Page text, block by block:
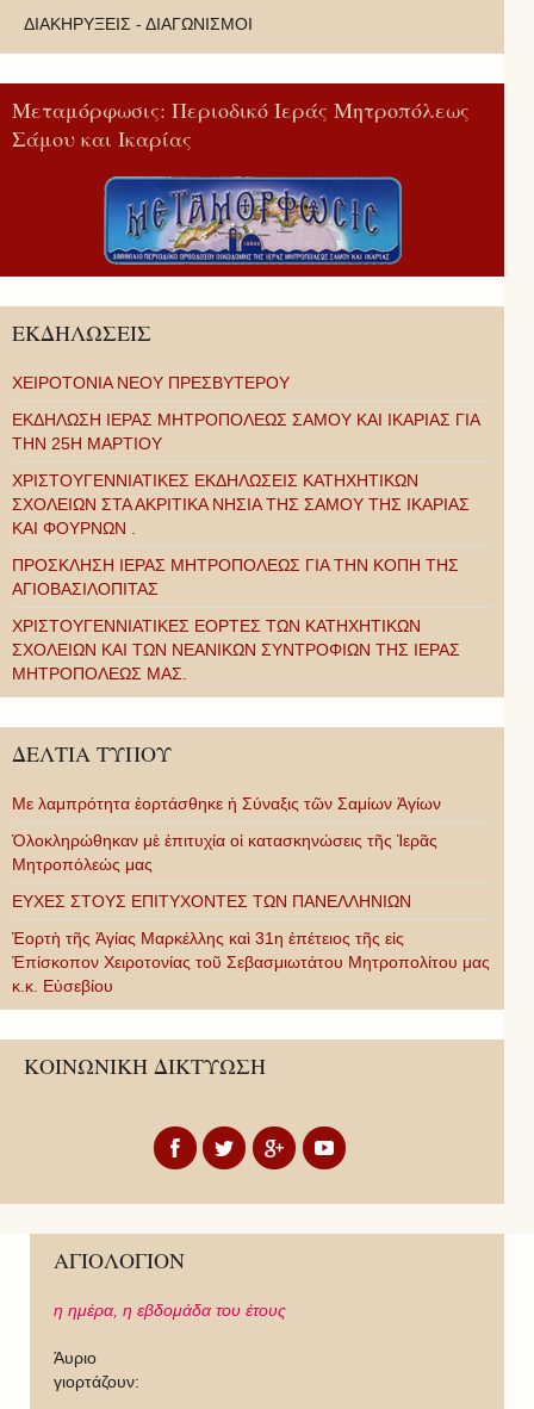
ΔΙΑΚΗΡΥΞΕΙΣ - ΔΙΑΓΩΝΙΣΜΟΙ
Μεταμόρφωσις: Περιοδικό Ιεράς Μητροπόλεως
Σάμου και Ικαρίας
ΕΚΔΗΛΩΣΕΙΣ
ΧΕΙΡΟΤΟΝΙΑ ΝΕΟΥ ΠΡΕΣΒΥΤΕΡΟΥ
ΕΚΔΗΛΩΣΗ ΙΕΡΑΣ ΜΗΤΡΟΠΟΛΕΩΣ ΣΑΜΟΥ ΚΑΙ ΙΚΑΡΙΑΣ ΓΙΑ
ΤΗΝ 25Η ΜΑΡΤΙΟΥ
ΧΡΙΣΤΟΥΓΕΝΝΙΑΤΙΚΕΣ ΕΚΔΗΛΩΣΕΙΣ ΚΑΤΗΧΗΤΙΚΩΝ
ΣΧΟΛΕΙΩΝ ΣΤΑ ΑΚΡΙΤΙΚΑ ΝΗΣΙΑ ΤΗΣ ΣΑΜΟΥ ΤΗΣ ΙΚΑΡΙΑΣ
ΚΑΙ ΦΟΥΡΝΩΝ .
ΠΡΟΣΚΛΗΣΗ ΙΕΡΑΣ ΜΗΤΡΟΠΟΛΕΩΣ ΓΙΑ ΤΗΝ ΚΟΠΗ ΤΗΣ
ΑΓΙΟΒΑΣΙΛΟΠΙΤΑΣ
ΧΡΙΣΤΟΥΓΕΝΝΙΑΤΙΚΕΣ ΕΟΡΤΕΣ ΤΩΝ ΚΑΤΗΧΗΤΙΚΩΝ
ΣΧΟΛΕΙΩΝ ΚΑΙ ΤΩΝ ΝΕΑΝΙΚΩΝ ΣΥΝΤΡΟΦΙΩΝ ΤΗΣ ΙΕΡΑΣ
ΜΗΤΡΟΠΟΛΕΩΣ ΜΑΣ.
ΔΕΛΤΙΑ ΤΥΠΟΥ
Με λαμπρότητα ἑορτάσθηκε ἡ Σύναξις τῶν Σαμίων Ἁγίων
Ὁλοκληρώθηκαν μὲ ἐπιτυχία οἱ κατασκηνώσεις τῆς Ἱερᾶς
Μητροπόλεώς μας
ΕΥΧΕΣ ΣΤΟΥΣ ΕΠΙΤΥΧΟΝΤΕΣ ΤΩΝ ΠΑΝΕΛΛΗΝΙΩΝ
Ἑορτὴ τῆς Ἁγίας Μαρκέλλης καὶ 31η ἐπέτειος τῆς εἰς
Ἐπίσκοπον Χειροτονίας τοῦ Σεβασμιωτάτου Μητροπολίτου μας
κ.κ. Εὐσεβίου
ΚΟΙΝΩΝΙΚΗ ΔΙΚΤΥΩΣΗ
ΑΓΙΟΛΟΓΙΟΝ
η ημέρα, η εβδομάδα του έτους
Άυριο
γιορτάζουν: